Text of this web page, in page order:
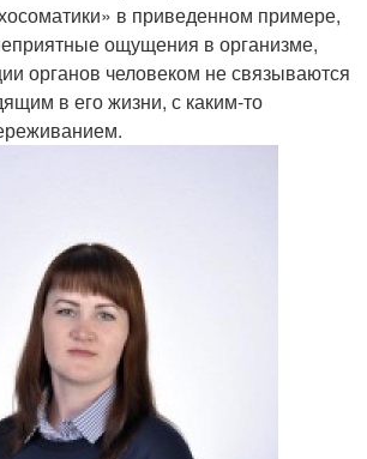
в приведенном примере,
ощущения в организме,
органов человеком не связываются
в его жизни, с каким-то